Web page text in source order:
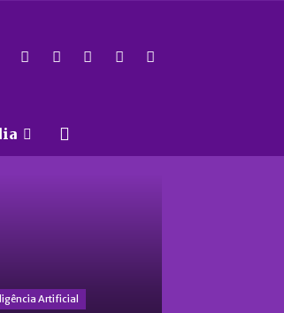
Artificial